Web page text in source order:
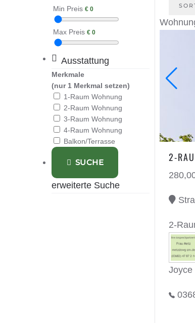
2-
2-
Joyce
Min Preis € 0
Max Preis € 0
Ausstattung
Merkmale
(nur 1 Merkmal setzen)
1-Raum Wohnung
2-Raum Wohnung
3-Raum Wohnung
4-Raum Wohnung
Balkon/Terrasse
SUCHE
erweiterte Suche